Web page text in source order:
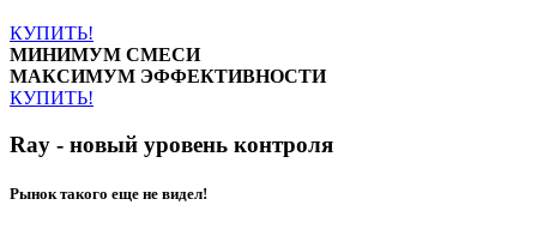
КУПИТЬ!
МИНИМУМ СМЕСИ
МАКСИМУМ ЭФФЕКТИВНОСТИ
КУПИТЬ!
Ray - новый уровень контроля
Рынок такого еще не видел!